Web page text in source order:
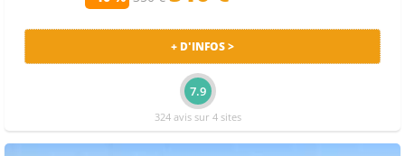
+ D'INFOS >
7.9
324 avis sur 4 sites